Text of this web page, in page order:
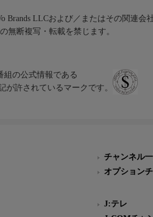
LLCおよび／またはその関連会
無断複写・転載を禁じます。
組の公式情報である
が許されているマークです。
チャンネル
オプション
J:テレ